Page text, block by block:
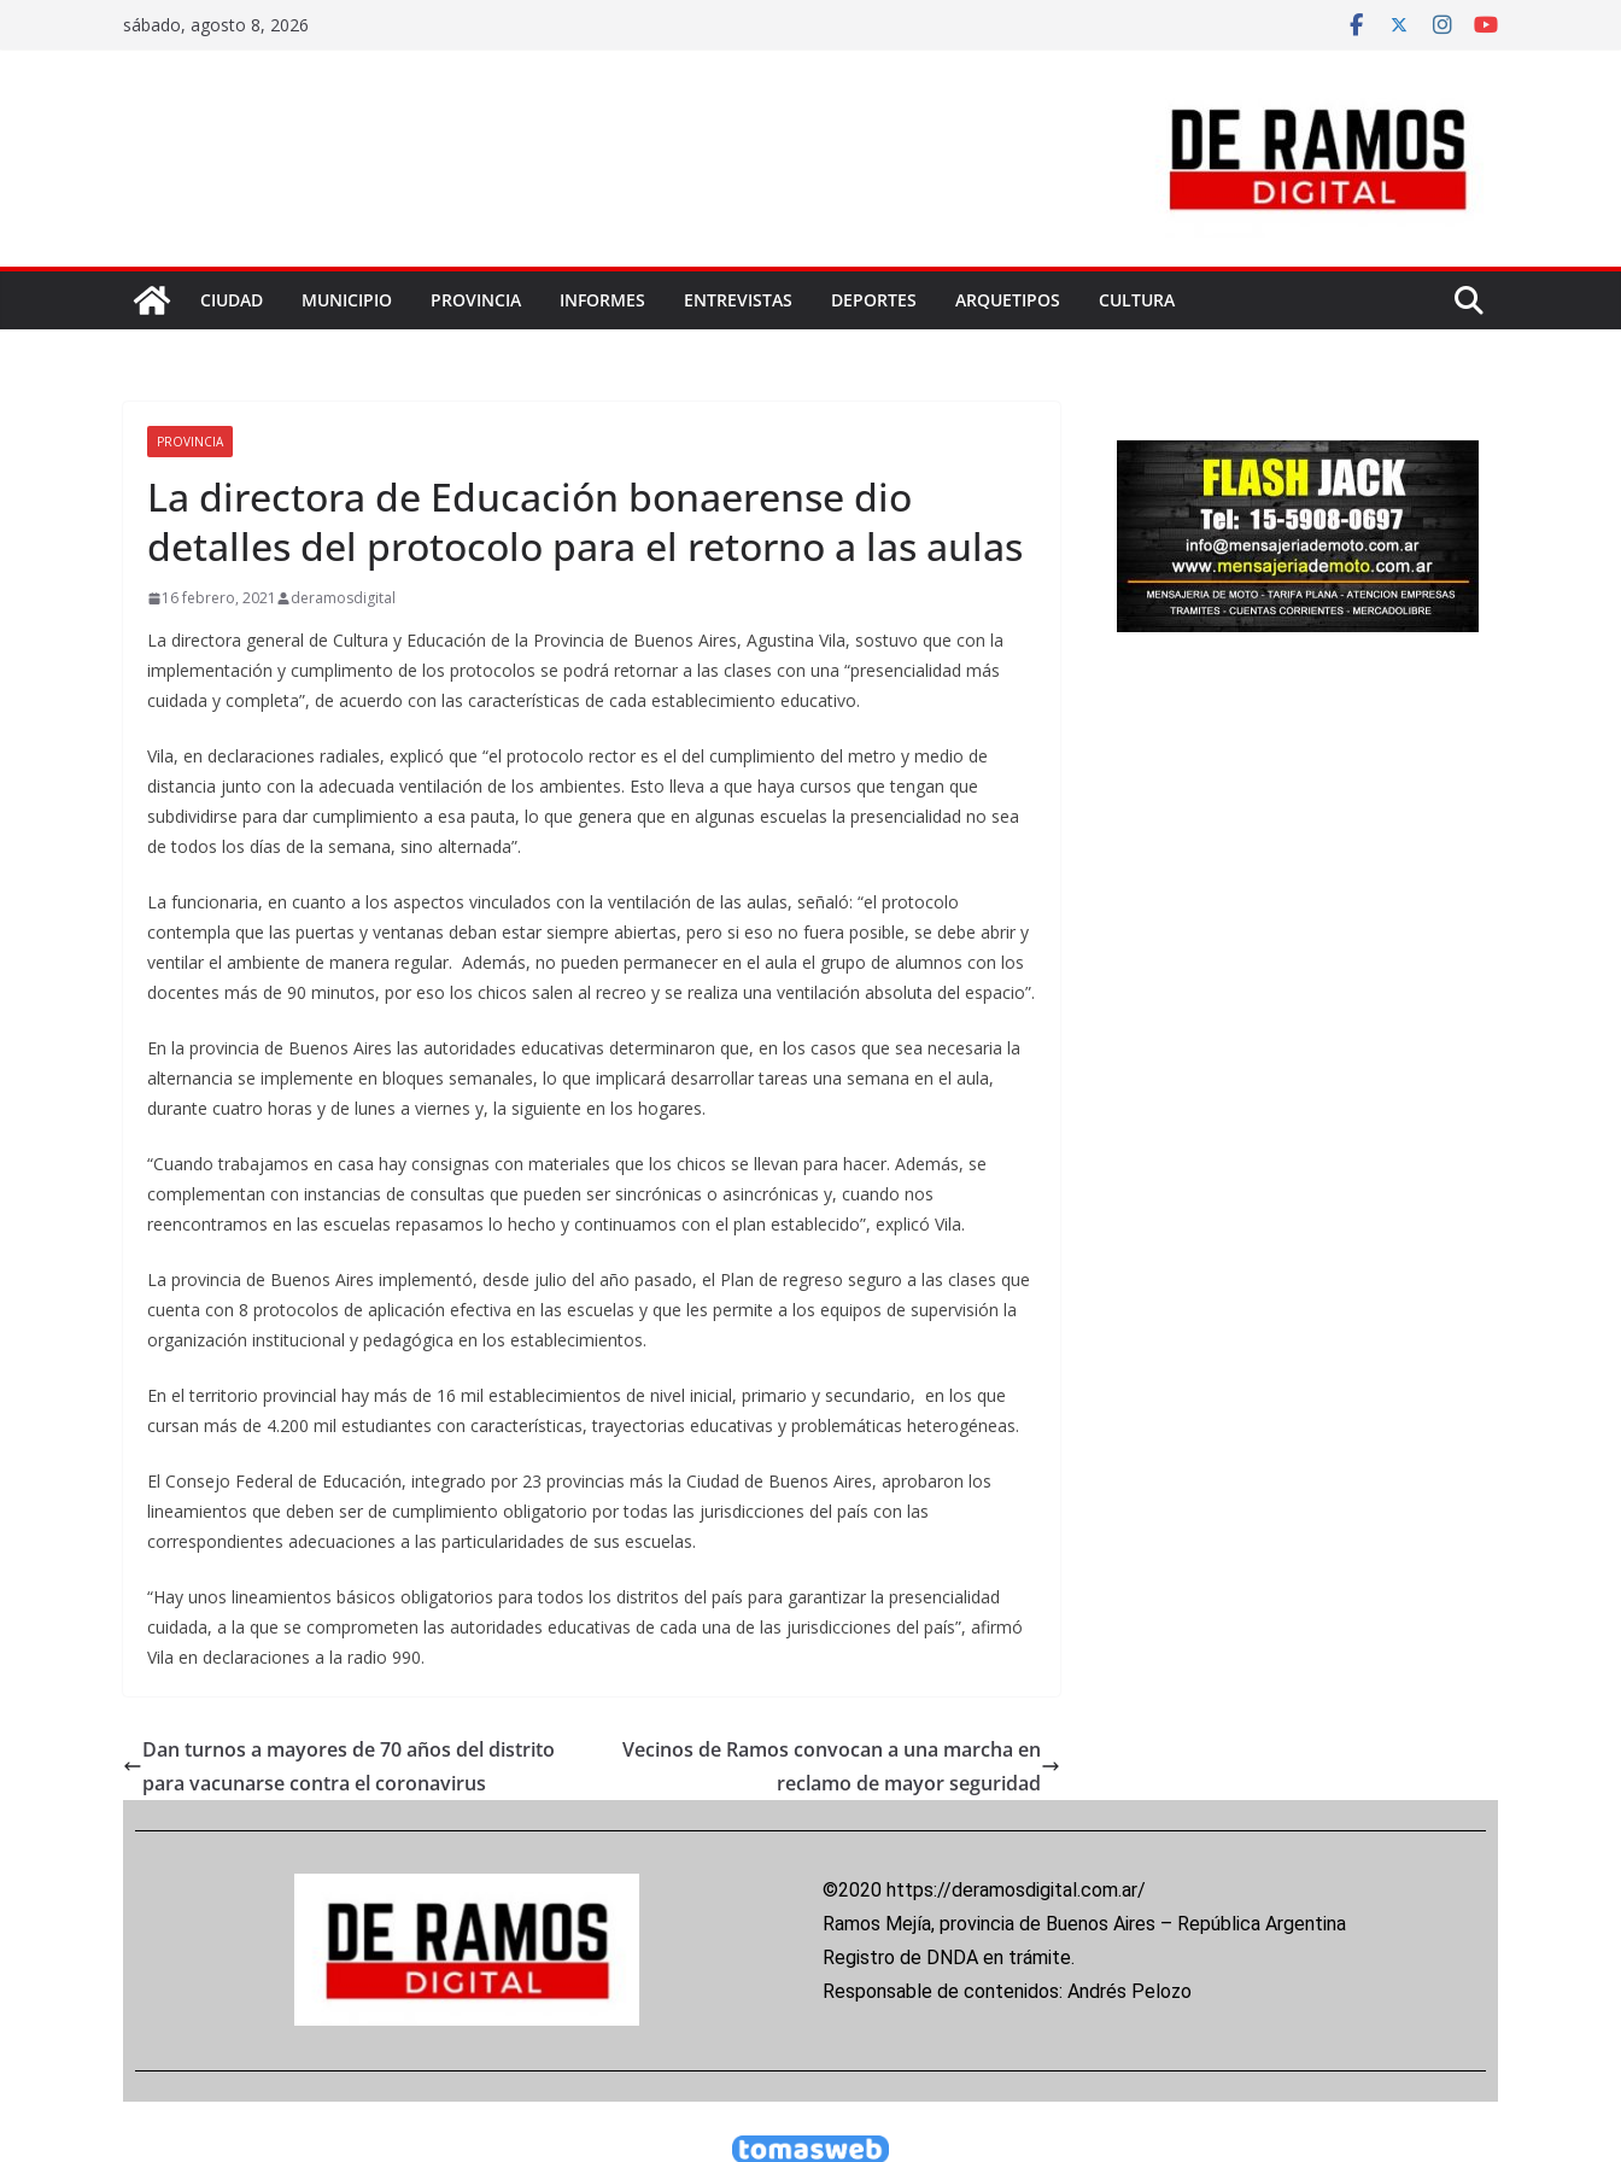
sábado, agosto 8, 2026
CIUDAD MUNICIPIO PROVINCIA INFORMES ENTREVISTAS DEPORTES ARQUETIPOS CULTURA
PROVINCIA
La directora de Educación bonaerense dio
detalles del protocolo para el retorno a las aulas
16 febrero, 2021 deramosdigital
La directora general de Cultura y Educación de la Provincia de Buenos Aires, Agustina Vila, sostuvo que con la
implementación y cumplimento de los protocolos se podrá retornar a las clases con una “presencialidad más
cuidada y completa”, de acuerdo con las características de cada establecimiento educativo.
Vila, en declaraciones radiales, explicó que “el protocolo rector es el del cumplimiento del metro y medio de
distancia junto con la adecuada ventilación de los ambientes. Esto lleva a que haya cursos que tengan que
subdividirse para dar cumplimiento a esa pauta, lo que genera que en algunas escuelas la presencialidad no sea
de todos los días de la semana, sino alternada”.
La funcionaria, en cuanto a los aspectos vinculados con la ventilación de las aulas, señaló: “el protocolo
contempla que las puertas y ventanas deban estar siempre abiertas, pero si eso no fuera posible, se debe abrir y
ventilar el ambiente de manera regular. Además, no pueden permanecer en el aula el grupo de alumnos con los
docentes más de 90 minutos, por eso los chicos salen al recreo y se realiza una ventilación absoluta del espacio”.
En la provincia de Buenos Aires las autoridades educativas determinaron que, en los casos que sea necesaria la
alternancia se implemente en bloques semanales, lo que implicará desarrollar tareas una semana en el aula,
durante cuatro horas y de lunes a viernes y, la siguiente en los hogares.
“Cuando trabajamos en casa hay consignas con materiales que los chicos se llevan para hacer. Además, se
complementan con instancias de consultas que pueden ser sincrónicas o asincrónicas y, cuando nos
reencontramos en las escuelas repasamos lo hecho y continuamos con el plan establecido”, explicó Vila.
La provincia de Buenos Aires implementó, desde julio del año pasado, el Plan de regreso seguro a las clases que
cuenta con 8 protocolos de aplicación efectiva en las escuelas y que les permite a los equipos de supervisión la
organización institucional y pedagógica en los establecimientos.
En el territorio provincial hay más de 16 mil establecimientos de nivel inicial, primario y secundario, en los que
cursan más de 4.200 mil estudiantes con características, trayectorias educativas y problemáticas heterogéneas.
El Consejo Federal de Educación, integrado por 23 provincias más la Ciudad de Buenos Aires, aprobaron los
lineamientos que deben ser de cumplimiento obligatorio por todas las jurisdicciones del país con las
correspondientes adecuaciones a las particularidades de sus escuelas.
“Hay unos lineamientos básicos obligatorios para todos los distritos del país para garantizar la presencialidad
cuidada, a la que se comprometen las autoridades educativas de cada una de las jurisdicciones del país”, afirmó
Vila en declaraciones a la radio 990.
Dan turnos a mayores de 70 años del distrito
para vacunarse contra el coronavirus
Vecinos de Ramos convocan a una marcha en
reclamo de mayor seguridad
©2020 https://deramosdigital.com.ar/
Ramos Mejía, provincia de Buenos Aires – República Argentina
Registro de DNDA en trámite.
Responsable de contenidos: Andrés Pelozo